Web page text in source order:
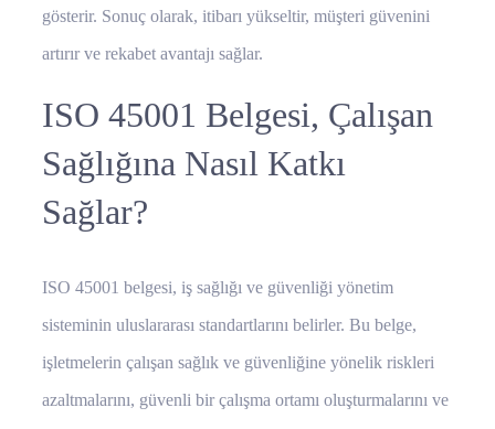
gösterir. Sonuç olarak, itibarı yükseltir, müşteri güvenini
artırır ve rekabet avantajı sağlar.
ISO 45001 Belgesi, Çalışan
Sağlığına Nasıl Katkı
Sağlar?
ISO 45001 belgesi, iş sağlığı ve güvenliği yönetim
sisteminin uluslararası standartlarını belirler. Bu belge,
işletmelerin çalışan sağlık ve güvenliğine yönelik riskleri
azaltmalarını, güvenli bir çalışma ortamı oluşturmalarını ve